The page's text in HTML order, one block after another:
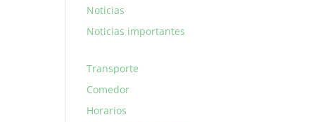
Noticias
Noticias importantes
Transporte
Comedor
Horarios